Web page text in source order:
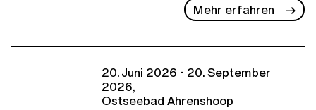
Mehr erfahren
20. Juni 2026 - 20. September
2026,
Ostseebad Ahrenshoop